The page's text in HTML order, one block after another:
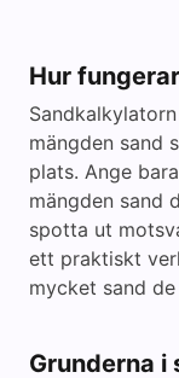
Hur
mängden sand
plats. Ange
mängden sand
spotta ut
ett praktiskt
mycket sand
Grunderna i